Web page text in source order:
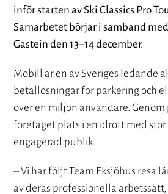
inför starten av Ski Classics Pro
Samarbetet börjar i samband
Gastein den 13–14 december.
Mobill är en av Sveriges ledande
betallösningar för parkering och
över en miljon användare.
företaget plats i en idrott med stor
engagerad publik.
– Vi har följt Team Eksjöhus resa
av deras professionella